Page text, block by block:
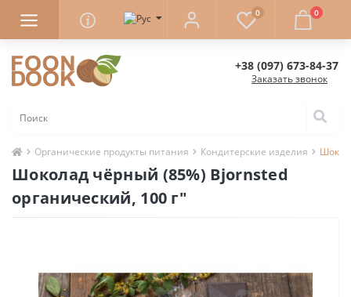
0 0
+38 (097) 673-84-37
Заказать звонок
Органические продукты питания Кондитерские изделия
Шоколад чёрный (85%) Bjornsted
органический, 100 г"